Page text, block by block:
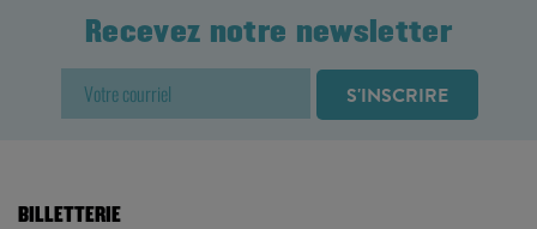
Recevez notre newsletter
BILLETTERIE